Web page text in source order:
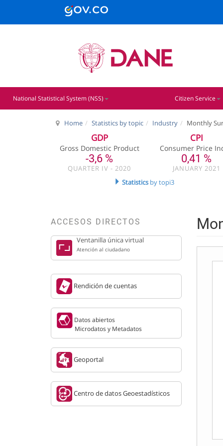
National Statistical System (NSS) Citizen Service
Home Statistics by topic Industry Monthly
GDP
Gross Domestic Product
-3,6 %
QUARTER IV - 2020
CPI
Consumer Price
0,41 %
JANUARY 2021
Statistics by topi3
ACCESOS DIRECTOS
Ventanilla única virtual
Atención al ciudadano
Rendición de cuentas
Datos abiertos
Microdatos y Metadatos
Geoportal
Centro de datos Geoestadísticos